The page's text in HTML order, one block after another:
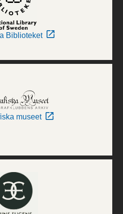
Biblioteket
museet